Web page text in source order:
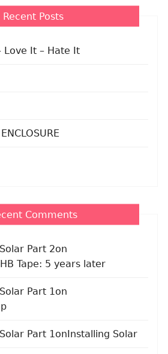
Recent Posts
Love It – Hate It
Comments
Part 2on
Tape: 5 years later
Part 1 on
Part 1 onInstalling Solar